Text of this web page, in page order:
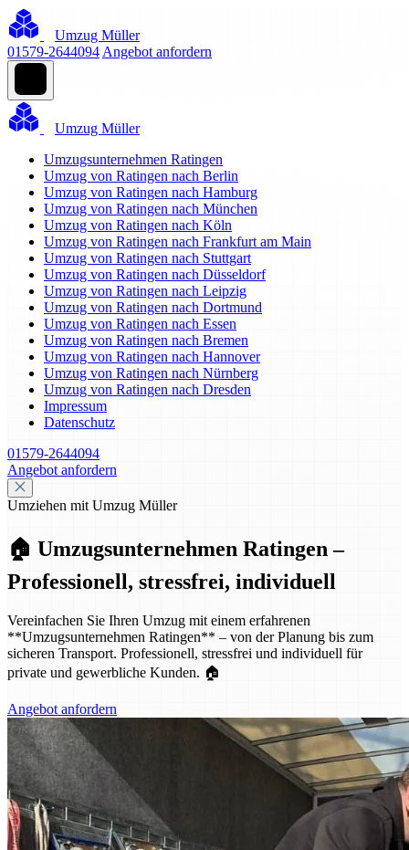
Umzug Müller
01579-2644094 Angebot anfordern
Umzug Müller
Umzugsunternehmen Ratingen
Umzug von Ratingen nach Berlin
Umzug von Ratingen nach Hamburg
Umzug von Ratingen nach München
Umzug von Ratingen nach Köln
Umzug von Ratingen nach Frankfurt am Main
Umzug von Ratingen nach Stuttgart
Umzug von Ratingen nach Düsseldorf
Umzug von Ratingen nach Leipzig
Umzug von Ratingen nach Dortmund
Umzug von Ratingen nach Essen
Umzug von Ratingen nach Bremen
Umzug von Ratingen nach Hannover
Umzug von Ratingen nach Nürnberg
Umzug von Ratingen nach Dresden
Impressum
Datenschutz
01579-2644094
Angebot anfordern
Umziehen mit Umzug Müller
🏠 Umzugsunternehmen Ratingen –
Professionell, stressfrei, individuell
Vereinfachen Sie Ihren Umzug mit einem erfahrenen
**Umzugsunternehmen Ratingen** – von der Planung bis zum
sicheren Transport. Professionell, stressfrei und individuell für
private und gewerbliche Kunden. 🏠
Angebot anfordern